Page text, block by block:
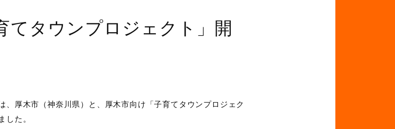
てタウンプロジェクト」開
、厚木市（神奈川県）と、厚木市向け「子育てタウンプロジェク
した。